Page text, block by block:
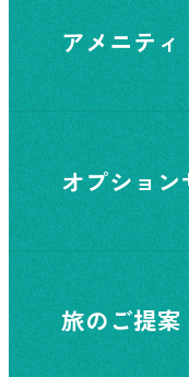
アメニテ
オプション
旅のご提案